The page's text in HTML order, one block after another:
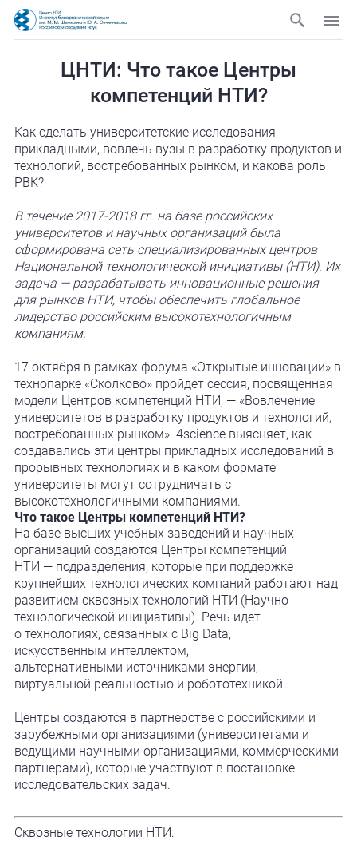
ЦНТИ: Что такое Центры
компетенций НТИ?
Как сделать университетские исследования
прикладными, вовлечь вузы в разработку продуктов и
технологий, востребованных рынком, и какова роль
РВК?
В течение 2017-2018 гг. на базе российских
университетов и научных организаций была
сформирована сеть специализированных центров
Национальной технологической инициативы (НТИ). Их
задача — разрабатывать инновационные решения
для рынков НТИ, чтобы обеспечить глобальное
лидерство российским высокотехнологичным
компаниям.
17 октября в рамках форума «Открытые инновации» в
технопарке «Сколково» пройдет сессия, посвященная
модели Центров компетенций НТИ, — «Вовлечение
университетов в разработку продуктов и технологий,
востребованных рынком». 4science выясняет, как
создавались эти центры прикладных исследований в
прорывных технологиях и в каком формате
университеты могут сотрудничать с
высокотехнологичными компаниями.
Что такое Центры компетенций НТИ?
На базе высших учебных заведений и научных
организаций создаются Центры компетенций
НТИ — подразделения, которые при поддержке
крупнейших технологических компаний работают над
развитием сквозных технологий НТИ (Научно-
технологической инициативы). Речь идет
о технологиях, связанных с Big Data,
искусственным интеллектом,
альтернативными источниками энергии,
виртуальной реальностью и робототехникой.
Центры создаются в партнерстве с российскими и
зарубежными организациями (университетами и
ведущими научными организациями, коммерческими
партнерами), которые участвуют в постановке
исследовательских задач.
Сквозные технологии НТИ: